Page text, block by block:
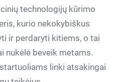
technologijų kūrimo
kurio nekokybiškus
ir perdaryti kitiems, o tai
nukėlė beveik metams.
linki atsakingai